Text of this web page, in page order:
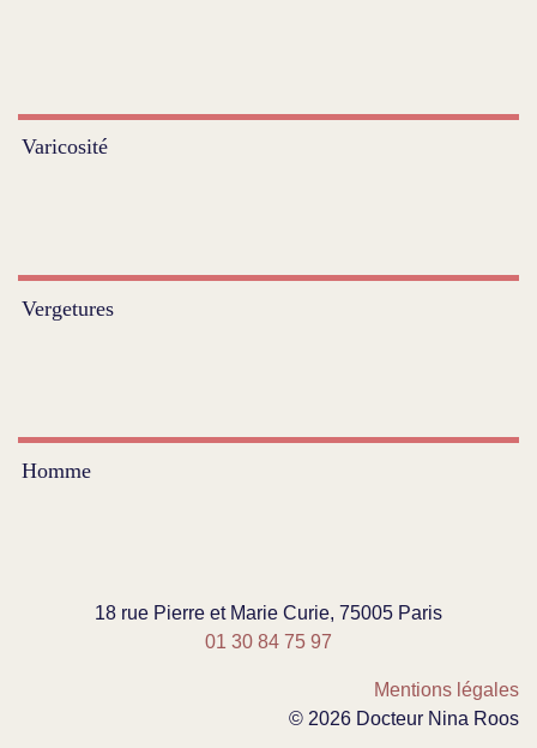
Varicosité
Vergetures
Homme
18 rue Pierre et Marie Curie, 75005 Paris
01 30 84 75 97
Mentions légales
© 2026 Docteur Nina Roos